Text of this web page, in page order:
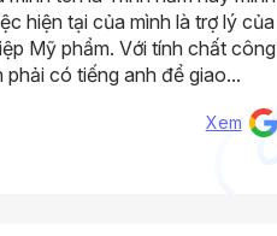
hiện tại của mình là trợ lý của
Mỹ phẩm. Với tính chất công
phải có tiếng anh để giao...
Xem